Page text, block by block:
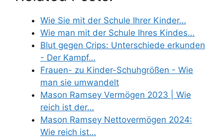
Wie Sie mit der Schule Ihrer Kinder…
Wie man mit der Schule Ihres Kindes…
Blut gegen Crips: Unterschiede erkunden
- Der Kampf…
Frauen- zu Kinder-Schuhgrößen - Wie
man sie umwandelt
Mason Ramsey Vermögen 2023 | Wie
reich ist der…
Mason Ramsey Nettovermögen 2024:
Wie reich ist…